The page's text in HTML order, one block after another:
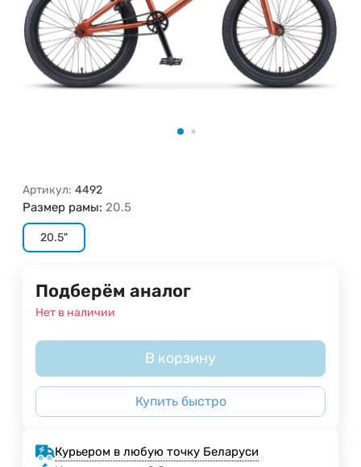
Артикул: 4492
Размер рамы: 20.5
20.5"
Подберём аналог
Нет в наличии
В корзину
Купить быстро
Курьером в любую точку Беларуси